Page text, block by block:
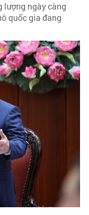
lượng ngày càng
quốc gia đang